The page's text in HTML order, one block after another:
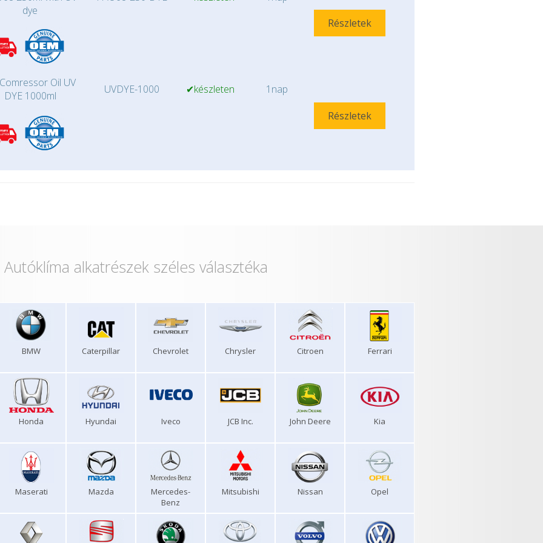
dye
Részletek
Oil UV
DYE 1000ml
UVDYE-1000 ✔készleten
1nap
Részletek
Autóklíma alkatrészek széles választéka
BMW Caterpillar Chevrolet Chrysler Citroen Ferrari
Honda Hyundai Iveco JCB Inc. John Deere Kia
Maserati Mazda
Mercedes-
Benz
Mitsubishi Nissan Opel